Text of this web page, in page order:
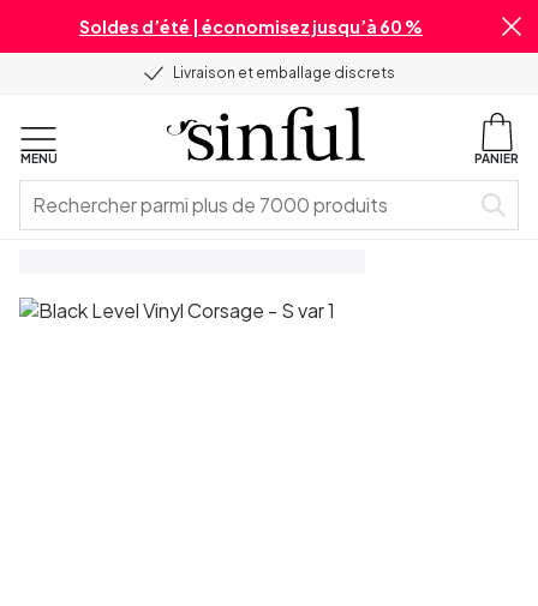
Soldes d’été | économisez jusqu’à 60 %
Livraison et emballage discrets
MENU PANIER